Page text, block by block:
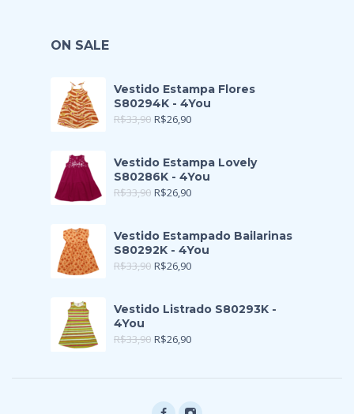
ON SALE
Vestido Estampa Flores
S80294K - 4You
R$33,90 R$26,90
Vestido Estampa Lovely
S80286K - 4You
R$33,90 R$26,90
Vestido Estampado Bailarinas
S80292K - 4You
R$33,90 R$26,90
Vestido Listrado S80293K -
4You
R$33,90 R$26,90